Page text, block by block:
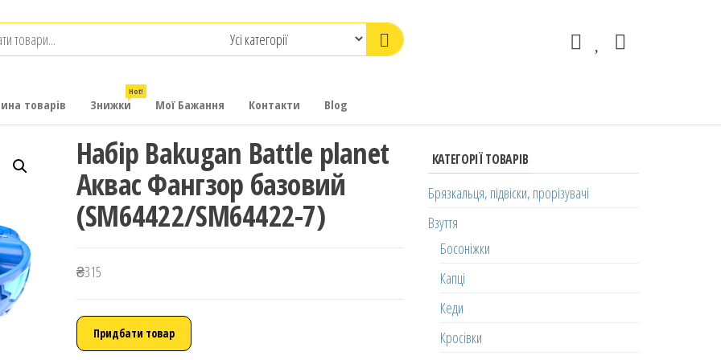
товарів Знижки
Hot!
Мої Бажання Контакти Blog
Набір Bakugan Battle planet
Аквас Фангзор базовий
(SM64422/SM64422-7)
₴315
Придбати товар
КАТЕГОРІЇ ТОВАРІВ
Брязкальця, підвіски, прорізувачі
Взуття
Босоніжки
Капці
Кеди
Кросівки